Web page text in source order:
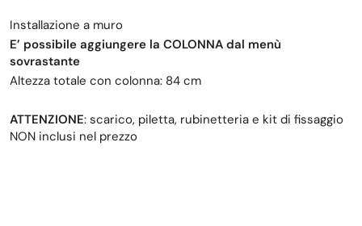
Installazione a muro
E’ possibile aggiungere la COLONNA dal menù
sovrastante
Altezza totale con colonna: 84 cm
ATTENZIONE: scarico, piletta, rubinetteria e kit di fissaggio
NON inclusi nel prezzo